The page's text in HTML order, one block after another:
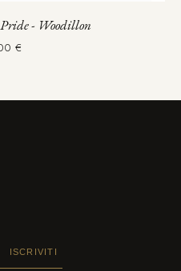
- Woodillon
€
ISCRIVITI